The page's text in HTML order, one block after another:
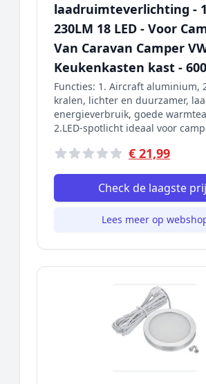
laadruimteverlichting -
230LM 18 LED - Voor
Van Caravan Camper
Keukenkasten kast -
Functies: 1. Aircraft aluminium,
kralen, lichter en duurzamer,
energieverbruik, goede
2.LED-spotlicht ideaal voor
€ 21,99
Check de laagste
Lees meer op